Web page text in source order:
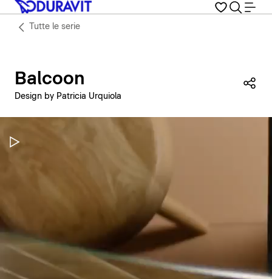
Tutte le serie
Balcoon
Design by Patricia Urquiola
Metti in pausa il video